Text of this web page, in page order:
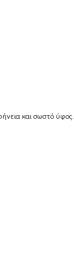
και σωστό ύφος.